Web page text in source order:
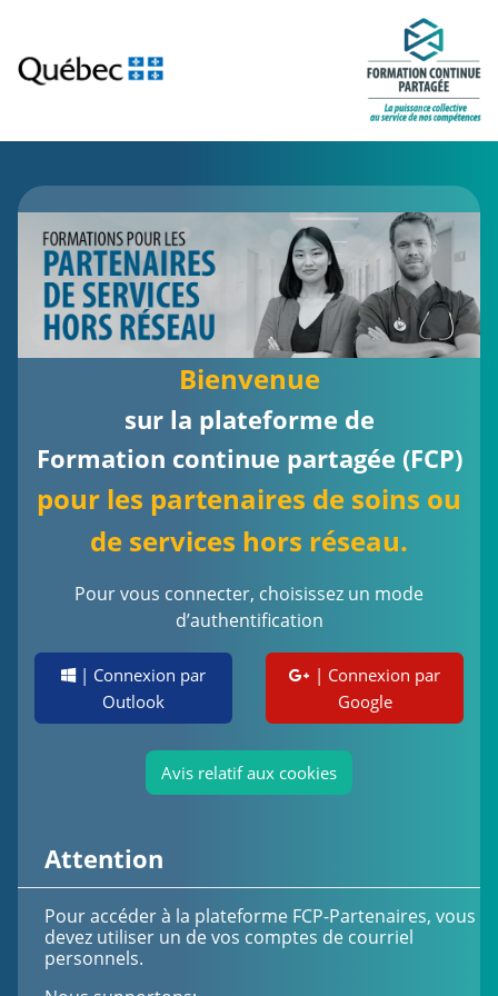
Bienvenue
sur la plateforme de
Formation continue partagée (FCP)
pour les partenaires de soins ou
de services hors réseau.
Pour vous connecter, choisissez un mode
d’authentification
| Connexion par
Outlook
| Connexion par
Google
Avis relatif aux cookies
Attention
Pour accéder à la plateforme FCP-Partenaires, vous
devez utiliser un de vos comptes de courriel
personnels.